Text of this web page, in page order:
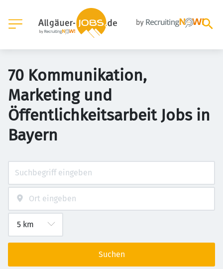
70 Kommunikation,
Marketing und
Öffentlichkeitsarbeit Jobs in
Bayern
Suchen